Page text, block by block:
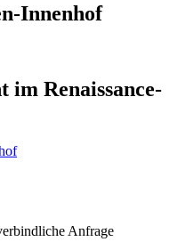
Innenhof
im Renaissance-
Anfrage